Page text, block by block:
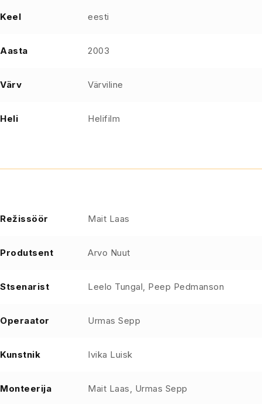
Keel eesti
Aasta 2003
Värv Värviline
Heli Helifilm
Režissöör Mait Laas
Produtsent Arvo Nuut
Stsenarist Leelo Tungal, Peep Pedmanson
Operaator Urmas Sepp
Kunstnik Ivika Luisk
Monteerija Mait Laas, Urmas Sepp